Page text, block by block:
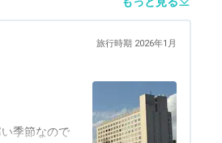
旅行時期 2026年1月
季節なので